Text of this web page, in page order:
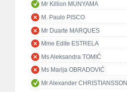
Mr Killion MUNYAMA
M. Paulo PISCO
Mr Duarte MARQUES
Mme Edite ESTRELA
Ms Aleksandra TOMIĆ
Ms Marija OBRADOVIĆ
Mr Alexander CHRISTIANSSON